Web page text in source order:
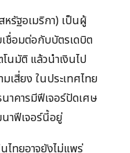
หรัฐอเมริกา) เป็นผู้
ชื่อมต่อกับบัตรเดบิต
นมัติ แล้วนำเงินไป
เสี่ยง ในประเทศไทย
าคารมีฟีเจอร์ปัดเศษ
าฟีเจอร์นี้อยู่
ทยอาจยังไม่แพร่